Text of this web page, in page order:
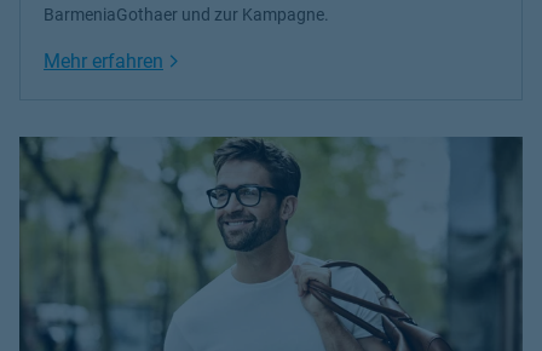
BarmeniaGothaer und zur Kampagne.
Mehr erfahren Link Opens in New Tab